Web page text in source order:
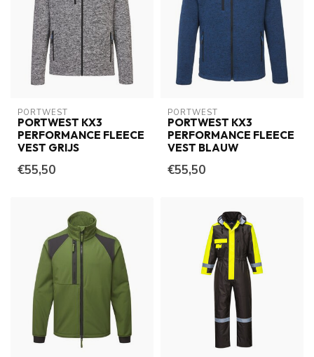
PORTWEST
PORTWEST KX3
PERFORMANCE FLEECE
VEST GRIJS
€55,50
PORTWEST
PORTWEST KX3
PERFORMANCE FLEECE
VEST BLAUW
€55,50